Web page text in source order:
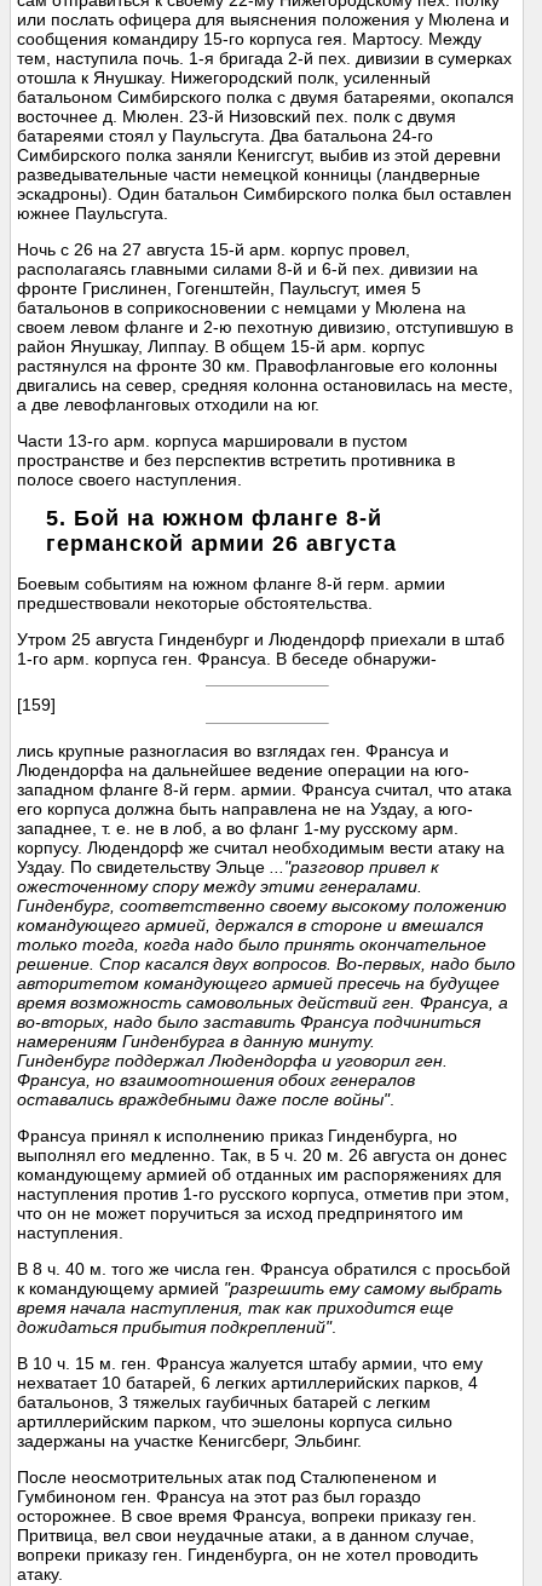
или послать офицера для выяснения положения у Мюлена и
сообщения командиру 15-го корпуса гея. Мартосу. Между
тем, наступила почь. 1-я бригада 2-й пех. дивизии в сумерках
отошла к Янушкау. Нижегородский полк, усиленный
батальоном Симбирского полка с двумя батареями, окопался
восточнее д. Мюлен. 23-й Низовский пех. полк с двумя
батареями стоял у Паульсгута. Два батальона 24-го
Симбирского полка заняли Кенигсгут, выбив из этой деревни
разведывательные части немецкой конницы (ландверные
эскадроны). Один батальон Симбирского полка был оставлен
южнее Паульсгута.
Ночь с 26 на 27 августа 15-й арм. корпус провел,
располагаясь главными силами 8-й и 6-й пех. дивизии на
фронте Грислинен, Гогенштейн, Паульсгут, имея 5
батальонов в соприкосновении с немцами у Мюлена на
своем левом фланге и 2-ю пехотную дивизию, отступившую в
район Янушкау, Липпау. В общем 15-й арм. корпус
растянулся на фронте 30 км. Правофланговые его колонны
двигались на север, средняя колонна остановилась на месте,
а две левофланговых отходили на юг.
Части 13-го арм. корпуса маршировали в пустом
пространстве и без перспектив встретить противника в
полосе своего наступления.
5. Бой на южном фланге 8-й
германской армии 26 августа
Боевым событиям на южном фланге 8-й герм. армии
предшествовали некоторые обстоятельства.
Утром 25 августа Гинденбург и Людендорф приехали в штаб
1-го арм. корпуса ген. Франсуа. В беседе обнаружи-
[159]
лись крупные разногласия во взглядах ген. Франсуа и
Людендорфа на дальнейшее ведение операции на юго-
западном фланге 8-й герм. армии. Франсуа считал, что атака
его корпуса должна быть направлена не на Уздау, а юго-
западнее, т. е. не в лоб, а во фланг 1-му русскому арм.
корпусу. Людендорф же считал необходимым вести атаку на
Уздау. По свидетельству Эльце
..."разговор привел к
ожесточенному спору между этими генералами.
Гинденбург, соответственно своему высокому положению
командующего армией, держался в стороне и вмешался
только тогда, когда надо было принять окончательное
решение. Спор касался двух вопросов. Во-первых, надо было
авторитетом командующего армией пресечь на будущее
время возможность самовольных действий ген. Франсуа, а
во-вторых, надо было заставить Франсуа подчиниться
намерениям Гинденбурга в данную минуту.
Гинденбург поддержал Людендорфа и уговорил ген.
Франсуа, но взаимоотношения обоих генералов
оставались враждебными даже после войны".
Франсуа принял к исполнению приказ Гинденбурга, но
выполнял его медленно. Так, в 5 ч. 20 м. 26 августа он донес
командующему армией об отданных им распоряжениях для
наступления против 1-го русского корпуса, отметив при этом,
что он не может поручиться за исход предпринятого им
наступления.
В 8 ч. 40 м. того же числа ген. Франсуа обратился с просьбой
к командующему армией "разрешить ему самому выбрать
время начала наступления, так как приходится еще
дожидаться прибытия подкреплений".
В 10 ч. 15 м. ген. Франсуа жалуется штабу армии, что ему
нехватает 10 батарей, 6 легких артиллерийских парков, 4
батальонов, 3 тяжелых гаубичных батарей с легким
артиллерийским парком, что эшелоны корпуса сильно
задержаны на участке Кенигсберг, Эльбинг.
После неосмотрительных атак под Сталюпененом и
Гумбиноном ген. Франсуа на этот раз был гораздо
осторожнее. В свое время Франсуа, вопреки приказу ген.
Притвица, вел свои неудачные атаки, а в данном случае,
вопреки приказу ген. Гинденбурга, он не хотел проводить
атаку.